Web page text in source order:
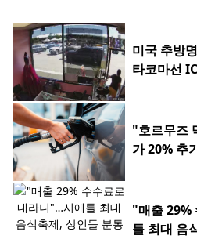
미국 추방
타코마선
"호르무즈
가 20% 추
"매출 29%
틀 최대 음